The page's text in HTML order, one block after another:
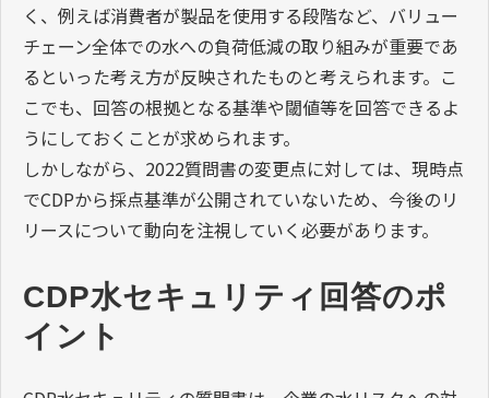
く、例えば消費者が製品を使用する段階など、バリュー
チェーン全体での水への負荷低減の取り組みが重要であ
るといった考え方が反映されたものと考えられます。こ
こでも、回答の根拠となる基準や閾値等を回答できるよ
うにしておくことが求められます。
しかしながら、2022質問書の変更点に対しては、現時点
でCDPから採点基準が公開されていないため、今後のリ
リースについて動向を注視していく必要があります。
CDP水セキュリティ回答のポ
イント